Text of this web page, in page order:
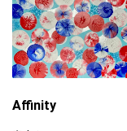
Affinity